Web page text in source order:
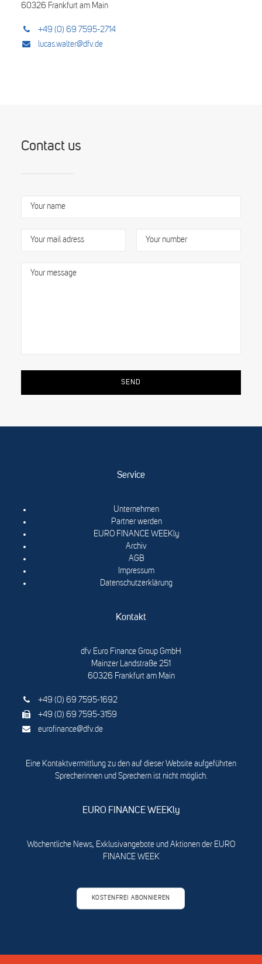
60326 Frankfurt am Main
+49 (0) 69 7595-2714
lucas.walter@dfv.de
Contact us
Service
Unternehmen
Partner werden
EURO FINANCE WEEKly
Archiv
AGB
Impressum
Datenschutzerklärung
Kontakt
dfv Euro Finance Group GmbH
Mainzer Landstraße 251
60326 Frankfurt am Main
+49 (0) 69 7595-1692
+49 (0) 69 7595-3159
eurofinance@dfv.de
Eine Kontaktvermittlung zu den auf dieser Website aufgeführten
Sprecherinnen und Sprechern ist nicht möglich.
EURO FINANCE WEEKly
Wöchentliche News, Exklusivangebote und Aktionen der EURO
FINANCE WEEK
KOSTENFREI ABONNIEREN